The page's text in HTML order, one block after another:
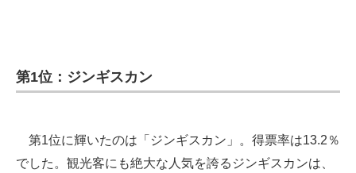
第1位：ジンギスカン
第1位に輝いたのは「ジンギスカン」。得票率は13.2％
でした。観光客にも絶大な人気を誇るジンギスカンは、